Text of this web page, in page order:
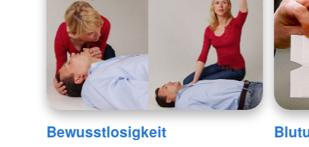
Bewusstlosigkeit